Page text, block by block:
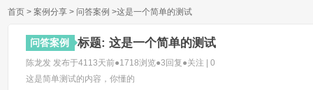
首页 > 案例分享 > 问答案例 >这是一个简单的测试
问答案例 标题: 这是一个简单的测试
陈龙发 发布于4113天前●1718浏览●3回复●关注
0
这是简单测试的内容，你懂的